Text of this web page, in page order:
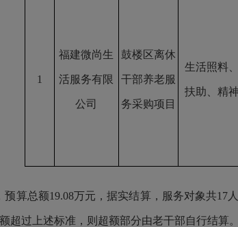
1
福建微尚生
活服务有限
公司
鼓楼区离休
干部养老服
务采购项目
生活照料
扶助、精
预算总额19.08万元，据实结算，服务对象共17
超过上述标准，则超额部分由老干部自行结算